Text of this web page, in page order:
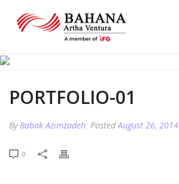
PORTFOLIO-01
ByBabak Azimzadeh PostedAugust 26, 2014
0